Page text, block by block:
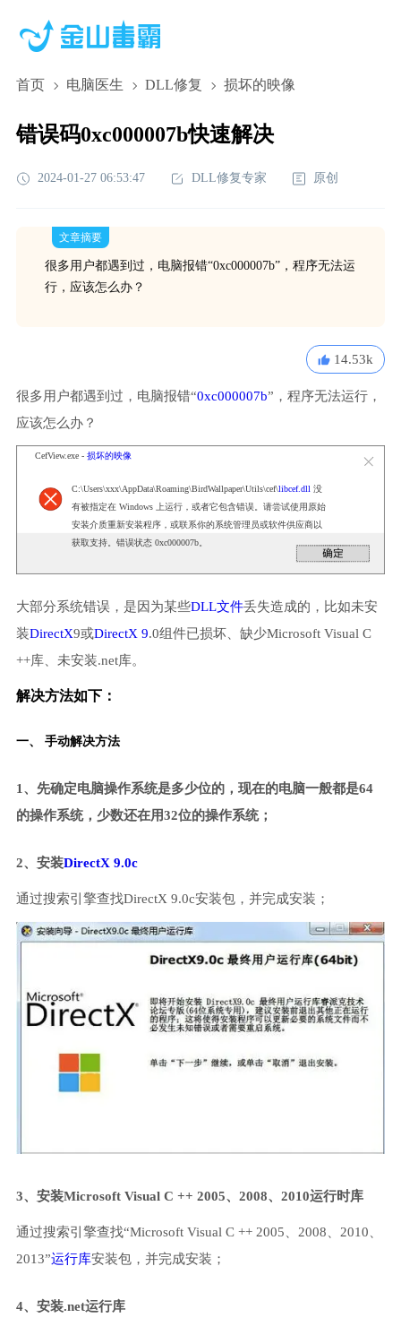
首页 电脑医生 DLL修复 损坏的映像
错误码0xc000007b快速解决
2024-01-27 06:53:47 DLL修复专家 原创
文章摘要
很多用户都遇到过，电脑报错“0xc000007b”，程序无法运
行，应该怎么办？
14.53k
很多用户都遇到过，电脑报错“0xc000007b”，程序无法运行，
应该怎么办？
CefView.exe - 损坏的映像
C:\Users\xxx\AppData\Roaming\BirdWallpaper\Utils\cef\libcef.dll 没
有被指定在 Windows 上运行，或者它包含错误。请尝试使用原始
安装介质重新安装程序，或联系你的系统管理员或软件供应商以
获取支持。错误状态 0xc000007b。
大部分系统错误，是因为某些DLL文件丢失造成的，比如未安
装DirectX9或DirectX 9.0组件已损坏、缺少Microsoft Visual C
++库、未安装.net库。
解决方法如下：
一、 手动解决方法
1、先确定电脑操作系统是多少位的，现在的电脑一般都是64
的操作系统，少数还在用32位的操作系统；
2、安装DirectX 9.0c
通过搜索引擎查找DirectX 9.0c安装包，并完成安装；
3、安装Microsoft Visual C ++ 2005、2008、2010运行时库
通过搜索引擎查找“Microsoft Visual C ++ 2005、2008、2010、
2013”运行库安装包，并完成安装；
4、安装.net运行库